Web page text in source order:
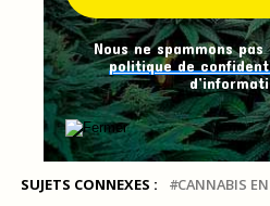
Nous ne spammons
politique de
SUJETS CONNEXES : CANNABIS